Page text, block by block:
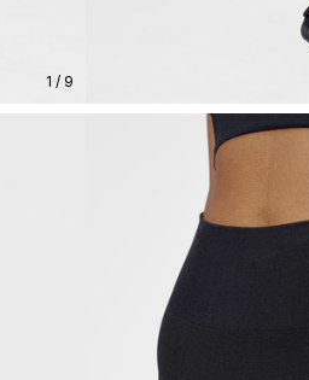
1 / 9